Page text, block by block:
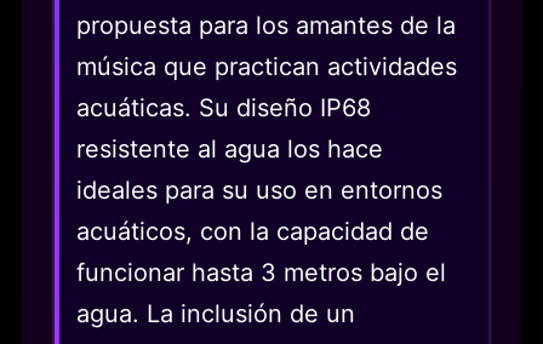
propuesta para los amantes de la
música que practican actividades
acuáticas. Su diseño IP68
resistente al agua los hace
ideales para su uso en entornos
acuáticos, con la capacidad de
funcionar hasta 3 metros bajo el
agua. La inclusión de un